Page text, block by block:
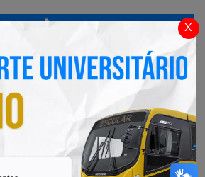
x
Pública